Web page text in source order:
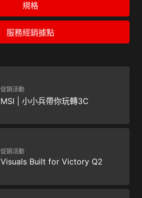
規格
服務經銷據點
促銷活動
MSI | 小小兵帶你玩轉3C
促銷活動
Visuals Built for Victory Q2